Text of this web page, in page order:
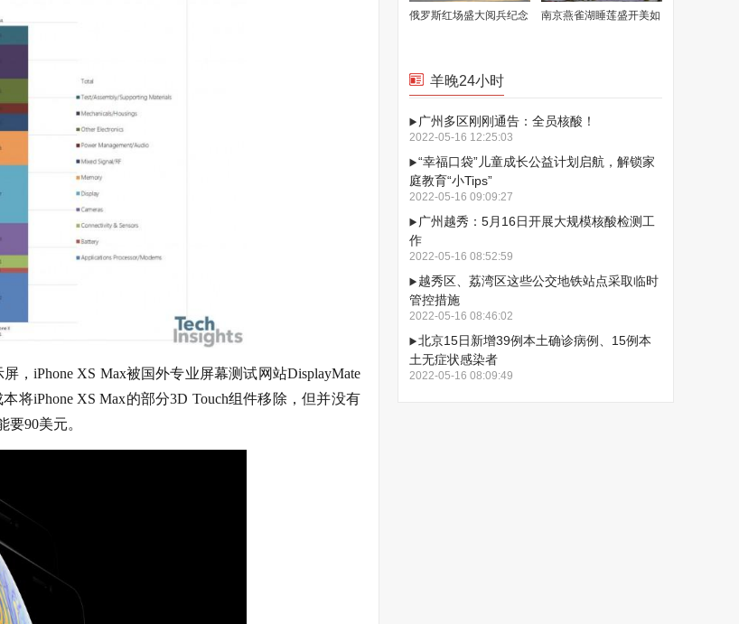
，iPhone XS Max被国外专业屏幕测试网站DisplayMate
将iPhone XS Max的部分3D Touch组件移除，但并没有
90美元。
俄罗斯红场盛大阅兵纪念 南京燕雀湖睡莲盛开美如
羊晚24小时
广州多区刚刚通告：全员核酸！
2022-05-16 12:25:03
“幸福口袋”儿童成长公益计划启航，解锁家
庭教育“小Tips”
2022-05-16 09:09:27
广州越秀：5月16日开展大规模核酸检测工
作
2022-05-16 08:52:59
越秀区、荔湾区这些公交地铁站点采取临时
管控措施
2022-05-16 08:46:02
北京15日新增39例本土确诊病例、15例本
土无症状感染者
2022-05-16 08:09:49